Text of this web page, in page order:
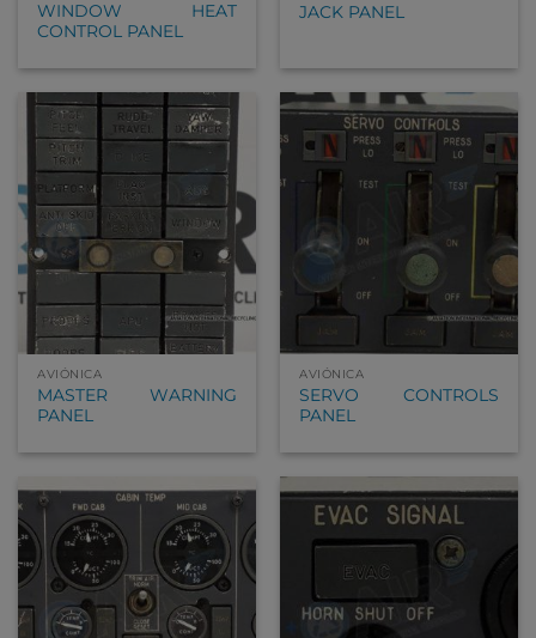
WINDOW HEAT
CONTROL PANEL
JACK PANEL
AVIÓNICA
MASTER WARNING
PANEL
AVIÓNICA
SERVO CONTROLS
PANEL